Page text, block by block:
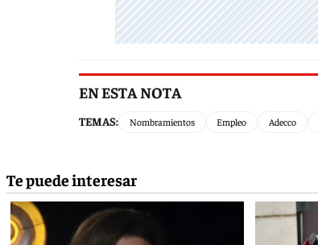
EN ESTA NOTA
TEMAS: Nombramientos Empleo Adecco